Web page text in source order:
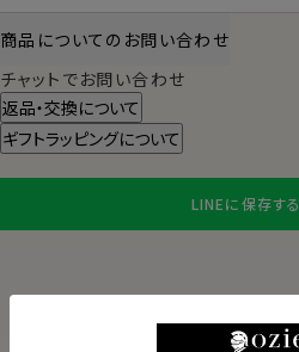
商品についてのお問い合わせ
チャットでお問い合わせ
返品・交換について
ギフトラッピングについて
LINEに保存する